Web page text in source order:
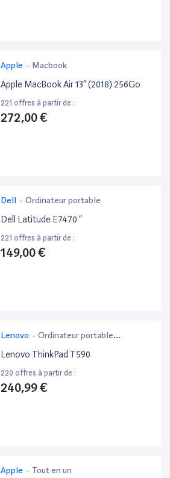
Apple - Macbook
Apple MacBook Air 13” (2018) 256Go
221 offres à partir de :
272,00 €
Dell - Ordinateur portable
Dell Latitude E7470 ”
221 offres à partir de :
149,00 €
Lenovo - Ordinateur portable
bureautique
Lenovo ThinkPad T590
220 offres à partir de :
240,99 €
Apple - Tout en un